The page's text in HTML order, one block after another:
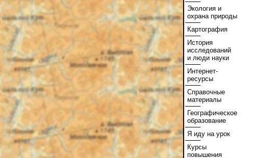
Экология и
охрана природы
Картография
История
исследований
и люди науки
Интернет-
ресурсы
Справочные
материалы
Географическое
образование
Я иду на урок
Курсы
повышения